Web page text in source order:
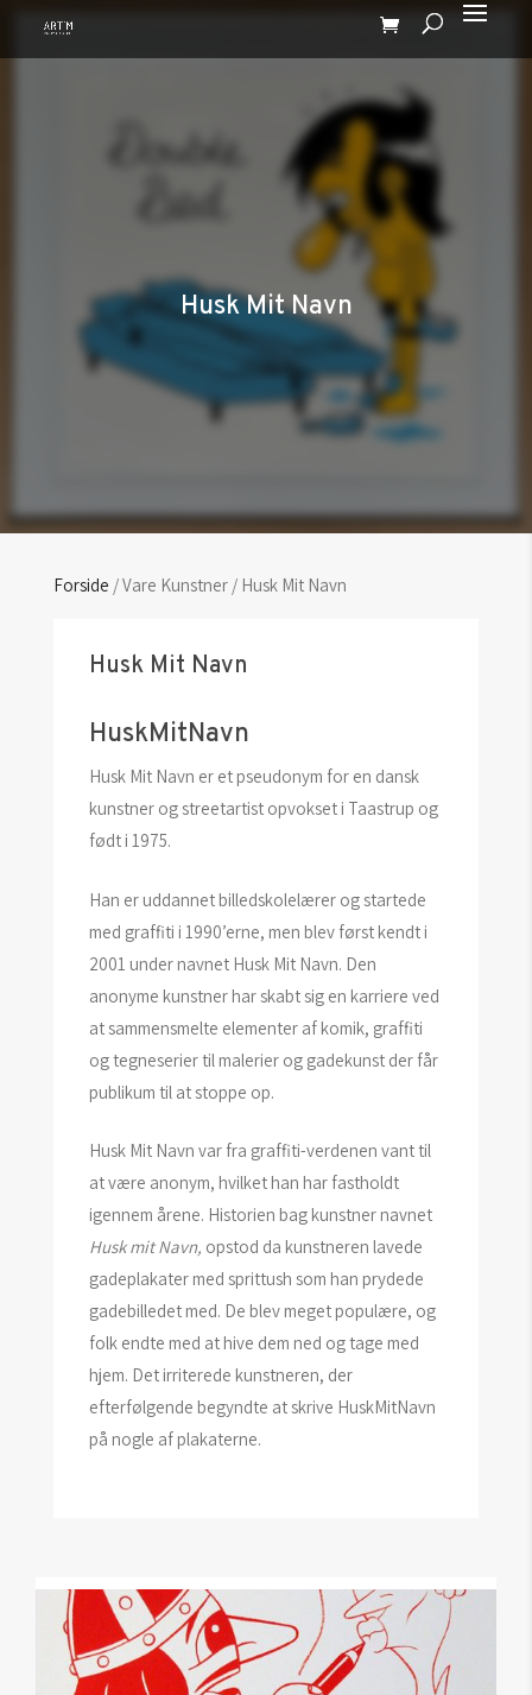
Husk Mit Navn
Forside / Vare Kunstner / Husk Mit Navn
Husk Mit Navn
HuskMitNavn
Husk Mit Navn er et pseudonym for en dansk
kunstner og streetartist opvokset i Taastrup og
født i 1975.
Han er uddannet billedskolelærer og startede
med graffiti i 1990’erne, men blev først kendt i
2001 under navnet Husk Mit Navn. Den
anonyme kunstner har skabt sig en karriere ved
at sammensmelte elementer af komik, graffiti
og tegneserier til malerier og gadekunst der får
publikum til at stoppe op.
Husk Mit Navn var fra graffiti-verdenen vant til
at være anonym, hvilket han har fastholdt
igennem årene. Historien bag kunstner navnet
Husk mit Navn, opstod da kunstneren lavede
gadeplakater med sprittush som han prydede
gadebilledet med. De blev meget populære, og
folk endte med at hive dem ned og tage med
hjem. Det irriterede kunstneren, der
efterfølgende begyndte at skrive HuskMitNavn
på nogle af plakaterne.